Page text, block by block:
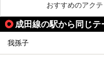
おすすめのアク
成田線の駅から同じテ
我孫子